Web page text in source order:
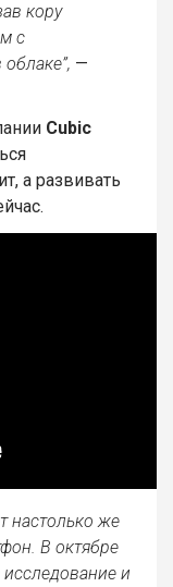
кору
с
—
Cubic
а развивать
настолько же
В октябре
и